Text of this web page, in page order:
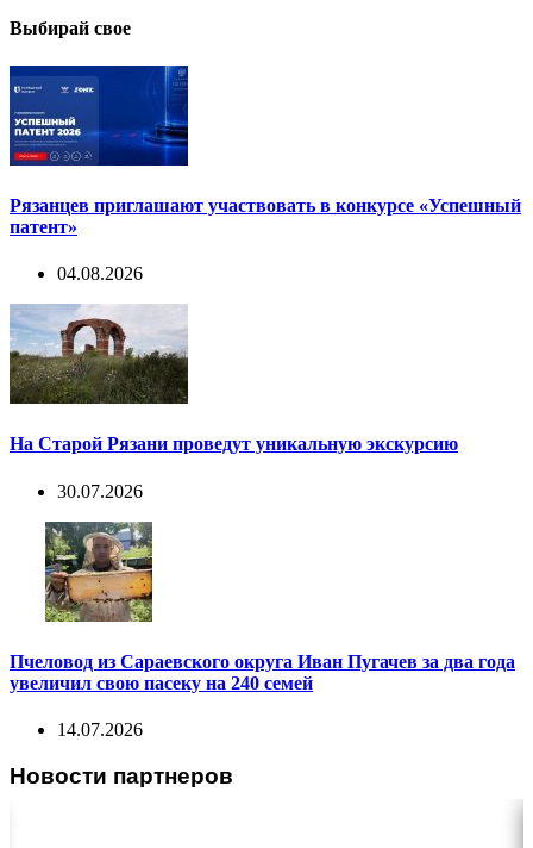
Выбирай свое
Рязанцев приглашают участвовать в конкурсе «Успешный
патент»
04.08.2026
На Старой Рязани проведут уникальную экскурсию
30.07.2026
Пчеловод из Сараевского округа Иван Пугачев за два года
увеличил свою пасеку на 240 семей
14.07.2026
Новости партнеров